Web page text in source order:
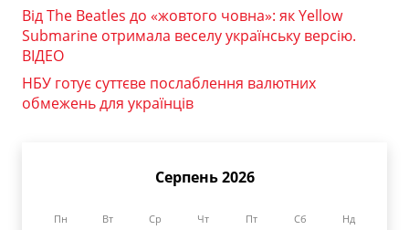
Від The Beatles до «жовтого човна»: як Yellow
Submarine отримала веселу українську версію.
ВІДЕО
НБУ готує суттєве послаблення валютних
обмежень для українців
Серпень 2026
Пн Вт Ср Чт Пт Сб Нд